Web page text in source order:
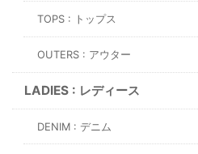
TOPS : トップス
OUTERS : アウター
LADIES : レディース
DENIM : デニム